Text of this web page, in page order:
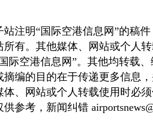
明“国际空港信息网”的稿件
所有。其他媒体、网站或个人
际空港信息网”。其他均转载
摘编的目的在于传递更多信息
体、网站或个人转载使用时必
参考，新闻纠错